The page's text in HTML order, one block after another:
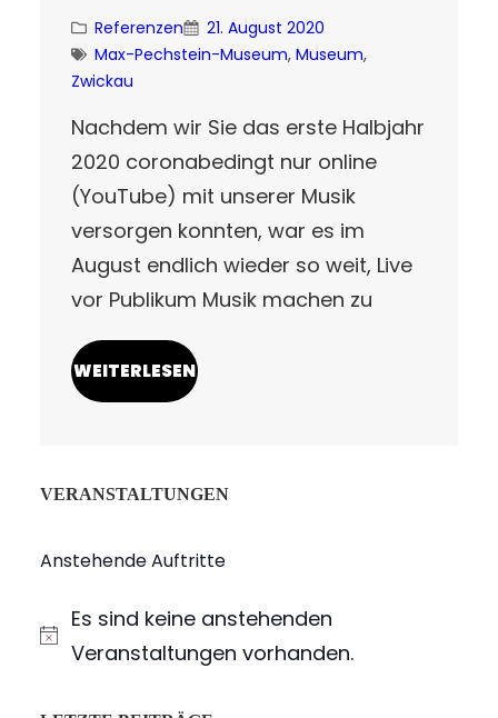
Referenzen
21. August 2020
Max-Pechstein-Museum, Museum
Zwickau
Nachdem wir Sie das erste Halbjahr
2020 coronabedingt nur online
(YouTube) mit unserer Musik
versorgen konnten, war es im
August endlich wieder so weit, Live
vor Publikum Musik machen zu
WEITERLESEN
VERANSTALTUNGEN
Anstehende Auftritte
H
Es sind keine anstehenden
Veranstaltungen vorhanden.